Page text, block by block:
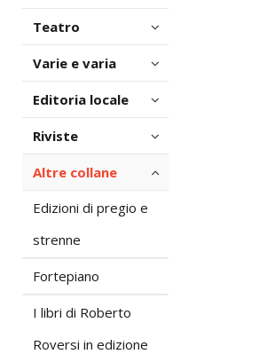
Teatro
Varie e varia
Editoria locale
Riviste
Altre collane
Edizioni di pregio e
strenne
Fortepiano
I libri di Roberto
Roversi in edizione